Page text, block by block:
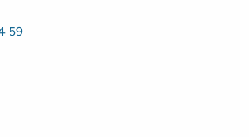
59